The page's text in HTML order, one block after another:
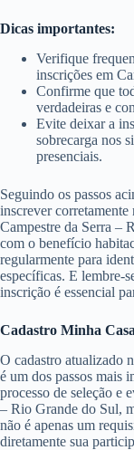
Dicas importantes:
Verifique
inscrições em
Confirme que
verdadeiras e
Evite deixar a
sobrecarga nos
presenciais.
Seguindo os passos
inscrever
Campestre da Serra –
com o benefício
regularmente para
específicas. E lembre-
inscrição é essencial
Cadastro Minha
O cadastro atualizado
é um dos passos mais
processo de seleção e
– Rio Grande do Sul,
não é apenas um
diretamente sua